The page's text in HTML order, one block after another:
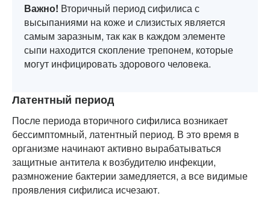
Важно! Вторичный период сифилиса с
высыпаниями на коже и слизистых является
самым заразным, так как в каждом элементе
сыпи находится скопление трепонем, которые
могут инфицировать здорового человека.
Латентный период
После периода вторичного сифилиса возникает
бессимптомный, латентный период. В это время в
организме начинают активно вырабатываться
защитные антитела к возбудителю инфекции,
размножение бактерии замедляется, а все видимые
проявления сифилиса исчезают.